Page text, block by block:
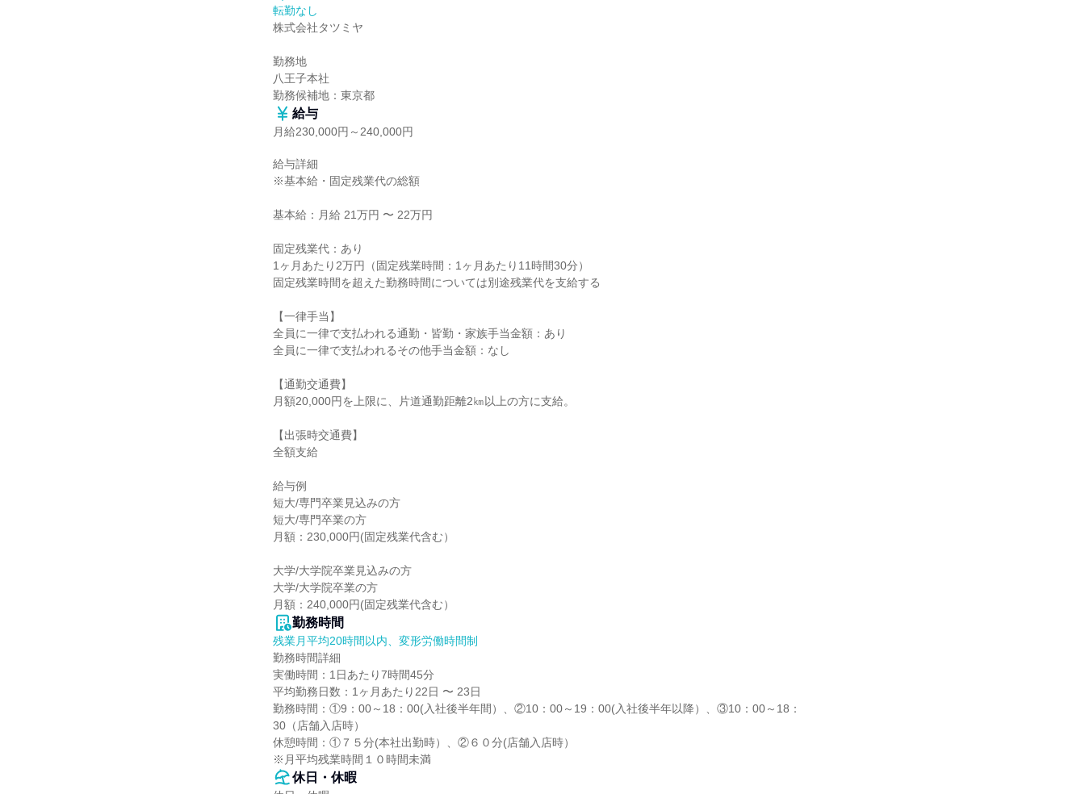
転勤なし
株式会社タツミヤ
勤務地
八王子本社
勤務候補地：東京都
給与
月給230,000円～240,000円
給与詳細
※基本給・固定残業代の総額
基本給：月給 21万円 〜 22万円
固定残業代：あり
1ヶ月あたり2万円（固定残業時間：1ヶ月あたり11時間30分）
固定残業時間を超えた勤務時間については別途残業代を支給する
【一律手当】
全員に一律で支払われる通勤・皆勤・家族手当金額：あり
全員に一律で支払われるその他手当金額：なし
【通勤交通費】
月額20,000円を上限に、片道通勤距離2㎞以上の方に支給。
【出張時交通費】
全額支給
給与例
短大/専門卒業見込みの方
短大/専門卒業の方
月額：230,000円(固定残業代含む）
大学/大学院卒業見込みの方
大学/大学院卒業の方
月額：240,000円(固定残業代含む）
勤務時間
残業月平均20時間以内、変形労働時間制
勤務時間詳細
実働時間：1日あたり7時間45分
平均勤務日数：1ヶ月あたり22日 〜 23日
勤務時間：①9：00～18：00(入社後半年間）、②10：00～19：00(入社後半年以降）、③10：00～18：
30（店舗入店時）
休憩時間：①７５分(本社出勤時）、②６０分(店舗入店時）
※月平均残業時間１０時間未満
休日・休暇